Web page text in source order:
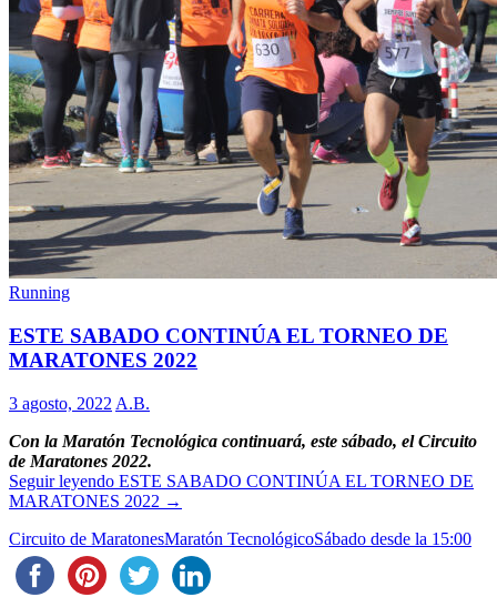
Running
ESTE SABADO CONTINÚA EL TORNEO DE
MARATONES 2022
3 agosto, 2022 A.B.
Con la Maratón Tecnológica continuará, este sábado, el Circuito
de Maratones 2022.
Seguir leyendo ESTE SABADO CONTINÚA EL TORNEO DE
MARATONES 2022 →
Circuito de MaratonesMaratón TecnológicoSábado desde la 15:00